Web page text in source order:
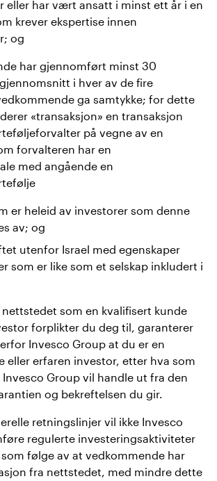
eller har vært ansatt i minst ett år i en
krever ekspertise innen
og
har gjennomført minst 30
i hver av de fire
ga samtykke; for dette
«transaksjon» en transaksjon
på vegne av en
forvalteren har en
med angående en
er heleid av investorer som denne
av; og
utenfor Israel med egenskaper
som er like som et selskap inkludert i
nettstedet som en kvalifisert kunde
forplikter du deg til, garanterer
Invesco Group at du er en
eller erfaren investor, etter hva som
Group vil handle ut fra den
og bekreftelsen du gir.
retningslinjer vil ikke Invesco
regulerte investeringsaktiviteter
følge av at vedkommende har
fra nettstedet, med mindre dette